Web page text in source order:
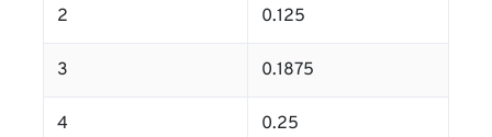
2 0.125
3 0.1875
4 0.25